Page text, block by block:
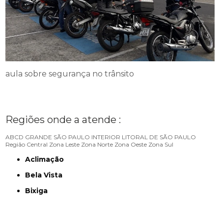
aula sobre segurança no trânsito
Regiões onde a atende :
ABCD GRANDE SÃO PAULO INTERIOR LITORAL DE SÃO PAULO
Região Central Zona Leste Zona Norte Zona Oeste Zona Sul
Aclimação
Bela Vista
Bixiga